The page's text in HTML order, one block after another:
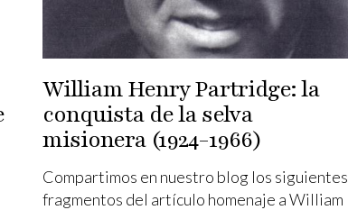
William Henry Partridge: la
conquista de la selva
misionera (1924-1966)
Compartimos en nuestro blog los siguientes
fragmentos del artículo homenaje a William